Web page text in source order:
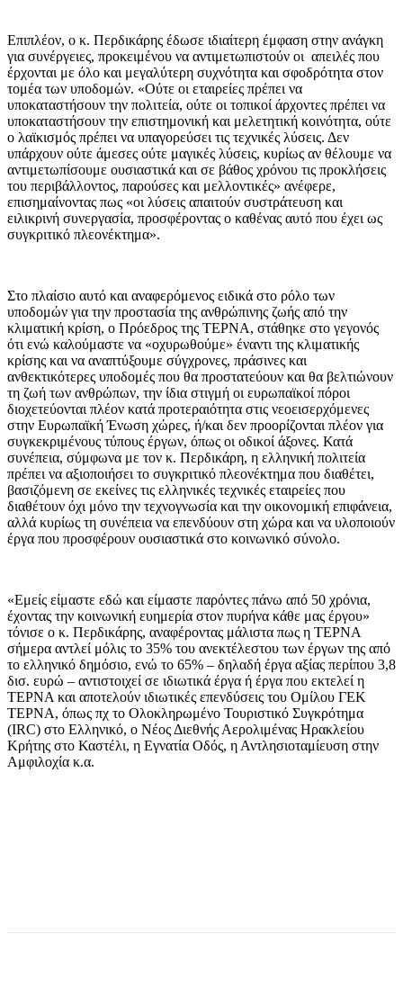
Επιπλέον, ο κ. Περδικάρης έδωσε ιδιαίτερη έμφαση στην ανάγκη
για συνέργειες, προκειμένου να αντιμετωπιστούν οι απειλές που
έρχονται με όλο και μεγαλύτερη συχνότητα και σφοδρότητα στον
τομέα των υποδομών. «Ούτε οι εταιρείες πρέπει να
υποκαταστήσουν την πολιτεία, ούτε οι τοπικοί άρχοντες πρέπει να
υποκαταστήσουν την επιστημονική και μελετητική κοινότητα, ούτε
ο λαϊκισμός πρέπει να υπαγορεύσει τις τεχνικές λύσεις. Δεν
υπάρχουν ούτε άμεσες ούτε μαγικές λύσεις, κυρίως αν θέλουμε να
αντιμετωπίσουμε ουσιαστικά και σε βάθος χρόνου τις προκλήσεις
του περιβάλλοντος, παρούσες και μελλοντικές» ανέφερε,
επισημαίνοντας πως «οι λύσεις απαιτούν συστράτευση και
ειλικρινή συνεργασία, προσφέροντας ο καθένας αυτό που έχει ως
συγκριτικό πλεονέκτημα».
Στο πλαίσιο αυτό και αναφερόμενος ειδικά στο ρόλο των
υποδομών για την προστασία της ανθρώπινης ζωής από την
κλιματική κρίση, ο Πρόεδρος της ΤΕΡΝΑ, στάθηκε στο γεγονός
ότι ενώ καλούμαστε να «οχυρωθούμε» έναντι της κλιματικής
κρίσης και να αναπτύξουμε σύγχρονες, πράσινες και
ανθεκτικότερες υποδομές που θα προστατεύουν και θα βελτιώνουν
τη ζωή των ανθρώπων, την ίδια στιγμή οι ευρωπαϊκοί πόροι
διοχετεύονται πλέον κατά προτεραιότητα στις νεοεισερχόμενες
στην Ευρωπαϊκή Ένωση χώρες, ή/και δεν προορίζονται πλέον για
συγκεκριμένους τύπους έργων, όπως οι οδικοί άξονες. Κατά
συνέπεια, σύμφωνα με τον κ. Περδικάρη, η ελληνική πολιτεία
πρέπει να αξιοποιήσει το συγκριτικό πλεονέκτημα που διαθέτει,
βασιζόμενη σε εκείνες τις ελληνικές τεχνικές εταιρείες που
διαθέτουν όχι μόνο την τεχνογνωσία και την οικονομική επιφάνεια,
αλλά κυρίως τη συνέπεια να επενδύουν στη χώρα και να υλοποιούν
έργα που προσφέρουν ουσιαστικά στο κοινωνικό σύνολο.
«Εμείς είμαστε εδώ και είμαστε παρόντες πάνω από 50 χρόνια,
έχοντας την κοινωνική ευημερία στον πυρήνα κάθε μας έργου»
τόνισε ο κ. Περδικάρης, αναφέροντας μάλιστα πως η ΤΕΡΝΑ
σήμερα αντλεί μόλις το 35% του ανεκτέλεστου των έργων της από
το ελληνικό δημόσιο, ενώ το 65% – δηλαδή έργα αξίας περίπου 3,8
δισ. ευρώ – αντιστοιχεί σε ιδιωτικά έργα ή έργα που εκτελεί η
ΤΕΡΝΑ και αποτελούν ιδιωτικές επενδύσεις του Ομίλου ΓΕΚ
ΤΕΡΝΑ, όπως πχ το Ολοκληρωμένο Τουριστικό Συγκρότημα
(IRC) στο Ελληνικό, ο Νέος Διεθνής Αερολιμένας Ηρακλείου
Κρήτης στο Καστέλι, η Εγνατία Οδός, η Αντλησιοταμίευση στην
Αμφιλοχία κ.α.